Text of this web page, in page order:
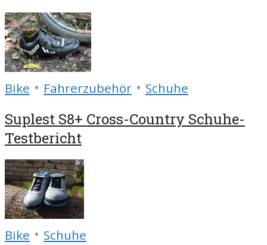
Bike • Fahrerzubehör • Schuhe
Suplest S8+ Cross-Country Schuhe-
Testbericht
Bike • Schuhe